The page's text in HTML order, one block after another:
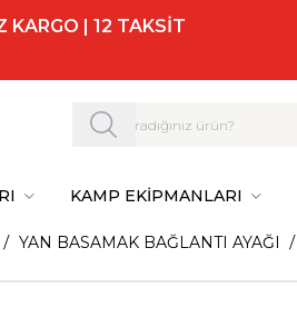
KARGO | 12 TAKSİT
KAMP EKİPMANLARI
YAN BASAMAK BAĞLANTI AYAĞI